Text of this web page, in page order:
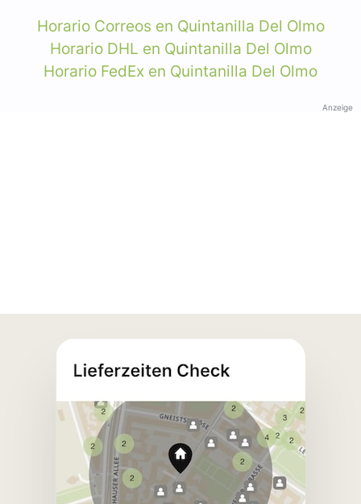
Horario Correos en Quintanilla Del Olmo
Horario DHL en Quintanilla Del Olmo
Horario FedEx en Quintanilla Del Olmo
Anzeige